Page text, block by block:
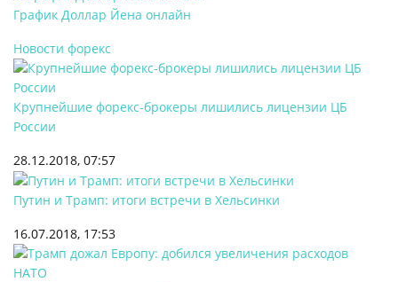
График Доллар Йена онлайн
Новости форекс
Крупнейшие форекс-брокеры лишились лицензии ЦБ
России
28.12.2018, 07:57
Путин и Трамп: итоги встречи в Хельсинки
16.07.2018, 17:53